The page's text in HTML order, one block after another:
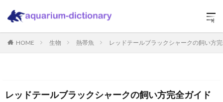
HOME 生物 熱帯魚 レッドテールブラックシャークの飼い方
レッドテールブラックシャークの飼い方完全ガイド